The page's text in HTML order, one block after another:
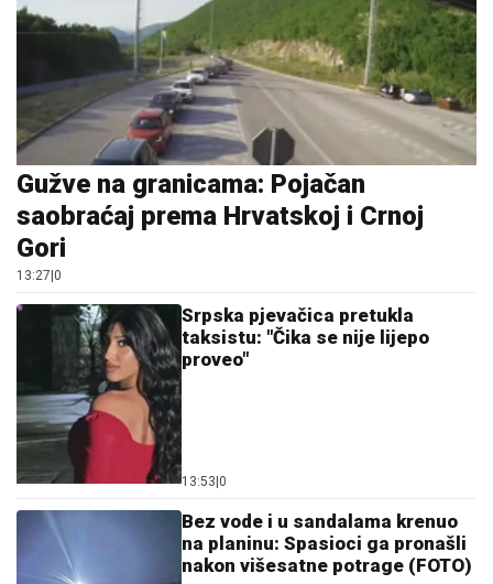
Gužve na granicama: Pojačan
saobraćaj prema Hrvatskoj i Crnoj
Gori
13:27 0
Srpska pjevačica pretukla
taksistu: "Čika se nije lijepo
proveo"
13:53 0
Bez vode i u sandalama krenuo
na planinu: Spasioci ga pronašli
nakon višesatne potrage (FOTO)